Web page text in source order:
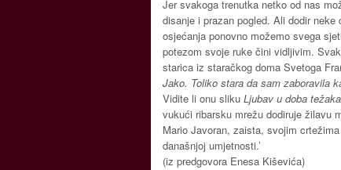
Jer svakoga trenutka netko od nas
disanje i prazan pogled. Ali dodir
osjećanja ponovno možemo svega
potezom svoje ruke čini vidljivim.
starica iz staračkog doma Svetoga
Jako. Toliko stara da sam zaboravila
Vidite li onu sliku Ljubav u doba težaka
vukući ribarsku mrežu dodiruje žilavu
Mario Javoran, zaista, svojim
današnjoj umjetnosti.’
(iz predgovora Enesa Kiševića)